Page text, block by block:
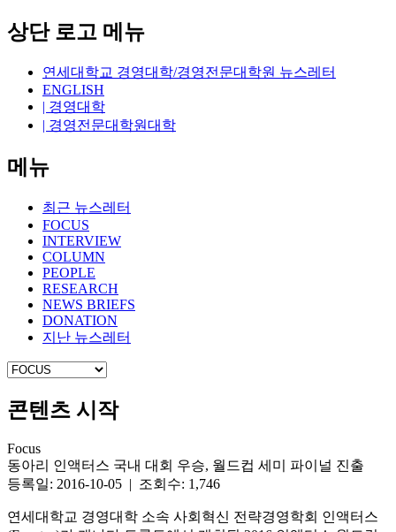
상단 로고 메뉴
연세대학교 경영대학/경영전문대학원 뉴스레터
ENGLISH
| 경영대학
| 경영전문대학원대학
메뉴
최근 뉴스레터
FOCUS
INTERVIEW
COLUMN
PEOPLE
RESEARCH
NEWS BRIEFS
DONATION
지난 뉴스레터
콘텐츠 시작
Focus
동아리 인액터스 국내 대회 우승, 월드컵 세미 파이널 진출
등록일: 2016-10-05 | 조회수: 1,746
연세대학교 경영대학 소속 사회혁신 전략경영학회 인액터스